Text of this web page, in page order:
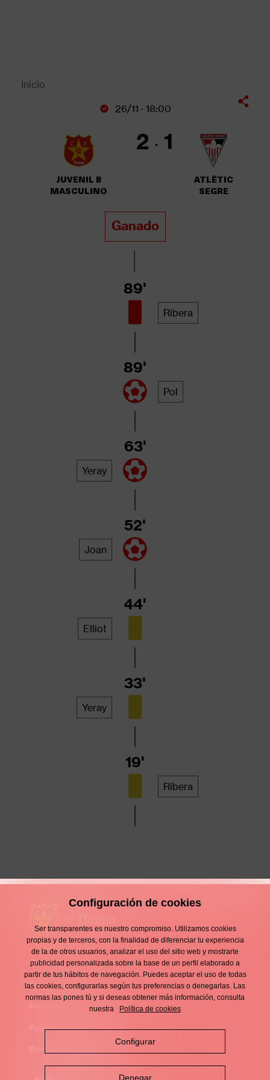
Sobrescribir
navegación
Inicio
26/11 · 18:00
JUVENIL B
MASCULINO
2 1
ATLÈTIC
SEGRE
Ganado
Ribera
89'
Pol
89'
Yeray
63'
Joan
52'
Elliot
44'
Yeray
33'
Ribera
19'
Enllaços
d'interès
Contacto
Footer
Aviso legal
Política de privacidad
Política de cookies
Configuración de cookies
Ser transparentes es nuestro compromiso. Utilizamos cookies
propias y de terceros, con la finalidad de diferenciar tu experiencia
de la de otros usuarios, analizar el uso del sitio web y mostrarte
publicidad personalizada sobre la base de un perfil elaborado a
partir de tus hábitos de navegación. Puedes aceptar el uso de todas
las cookies, configurarlas según tus preferencias o denegarlas. Las
normas las pones tú y si deseas obtener más información, consulta
nuestra
Política de cookies
Configurar
Denegar